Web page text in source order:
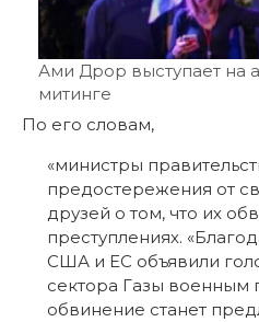
Ами Дрор выступает на
митинге
По его словам,
«министры
предостережения от
друзей о том, что их
преступлениях.
США и ЕС объявили
сектора Газы военным
обвинение станет